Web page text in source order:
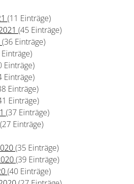
(11 Einträge)
(45 Einträge)
(36 Einträge)
Einträge)
Einträge)
Einträge)
Einträge)
(37 Einträge)
(27 Einträge)
(35 Einträge)
(39 Einträge)
(40 Einträge)